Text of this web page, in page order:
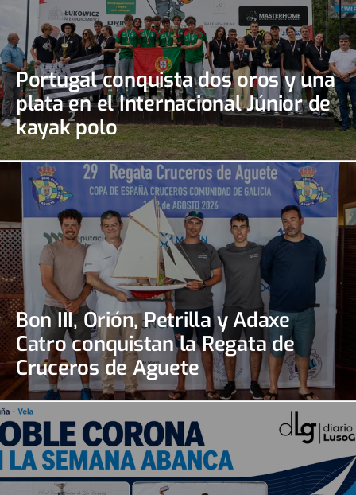
Portugal conquista dos oros y una
plata en el Internacional Júnior de
kayak polo
Bon III, Orión, Petrilla y Adaxe
Catro conquistan la Regata de
Cruceros de Aguete